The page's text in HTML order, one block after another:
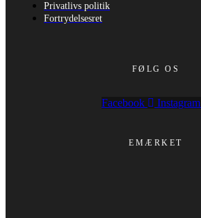
Privatlivs politik
Fortrydelsesret
FØLG OS
Facebook Instagram
EMÆRKET